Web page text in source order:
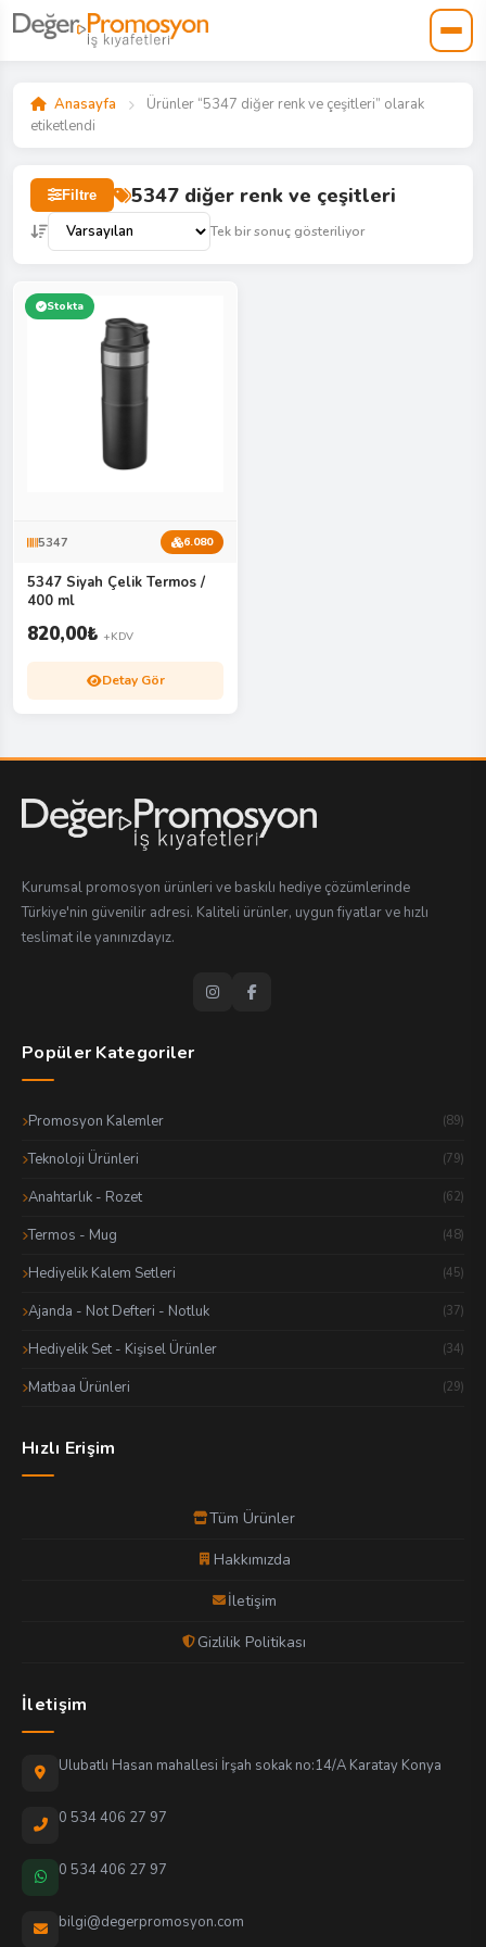
Anasayfa
Ürünler “5347 diğer renk ve çeşitleri” olarak
etiketlendi
Filtre 5347 diğer renk ve çeşitleri
Tek bir sonuç gösteriliyor
Stokta
5347 6.080
5347 Siyah Çelik Termos /
400 ml
820,00₺ +KDV
Detay Gör
Kurumsal promosyon ürünleri ve baskılı hediye çözümlerinde
Türkiye'nin güvenilir adresi. Kaliteli ürünler, uygun fiyatlar ve hızlı
teslimat ile yanınızdayız.
Popüler Kategoriler
Promosyon Kalemler (89)
Teknoloji Ürünleri (79)
Anahtarlık - Rozet (62)
Termos - Mug (48)
Hediyelik Kalem Setleri (45)
Ajanda - Not Defteri - Notluk (37)
Hediyelik Set - Kişisel Ürünler (34)
Matbaa Ürünleri (29)
Hızlı Erişim
Tüm Ürünler
Hakkımızda
İletişim
Gizlilik Politikası
İletişim
Ulubatlı Hasan mahallesi İrşah sokak no:14/A Karatay Konya
0 534 406 27 97
0 534 406 27 97
bilgi@degerpromosyon.com